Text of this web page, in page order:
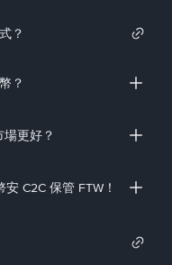
？
？
更好？
C2C 保管 FTW！